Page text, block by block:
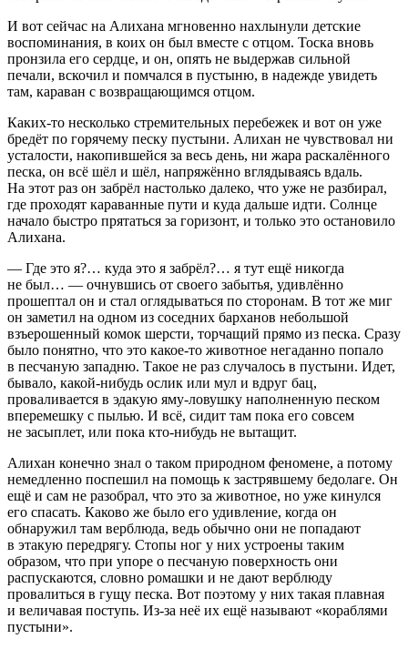
И вот сейчас на Алихана мгновенно нахлынули детские
воспоминания, в коих он был вместе с отцом. Тоска вновь
пронзила его сердце, и он, опять не выдержав сильной
печали, вскочил и помчался в пустыню, в надежде увидеть
там, караван с возвращающимся отцом.
Каких-то несколько стремительных перебежек и вот он уже
бредёт по горячему песку пустыни. Алихан не чувствовал ни
усталости, накопившейся за весь день, ни жара раскалённого
песка, он всё шёл и шёл, напряжённо вглядываясь вдаль.
На этот раз он забрёл настолько далеко, что уже не разбирал,
где проходят караванные пути и куда дальше идти. Солнце
начало быстро прятаться за горизонт, и только это остановило
Алихана.
— Где это я?… куда это я забрёл?… я тут ещё никогда
не был… — очнувшись от своего забытья, удивлённо
прошептал он и стал оглядываться по сторонам. В тот же миг
он заметил на одном из соседних барханов небольшой
взъерошенный комок шерсти, торчащий прямо из песка. Сразу
было понятно, что это какое-то животное негаданно попало
в песчаную западню. Такое не раз случалось в пустыни. Идет,
бывало, какой-нибудь ослик или мул и вдруг бац,
проваливается в эдакую яму-ловушку наполненную песком
вперемешку с пылью. И всё, сидит там пока его совсем
не засыплет, или пока кто-нибудь не вытащит.
Алихан конечно знал о таком природном феномене, а потому
немедленно поспешил на помощь к застрявшему бедолаге. Он
ещё и сам не разобрал, что это за животное, но уже кинулся
его спасать. Каково же было его удивление, когда он
обнаружил там верблюда, ведь обычно они не попадают
в этакую передрягу. Стопы ног у них устроены таким
образом, что при упоре о песчаную поверхность они
распускаются, словно ромашки и не дают верблюду
провалиться в гущу песка. Вот поэтому у них такая плавная
и величавая поступь. Из-за неё их ещё называют «кораблями
пустыни».